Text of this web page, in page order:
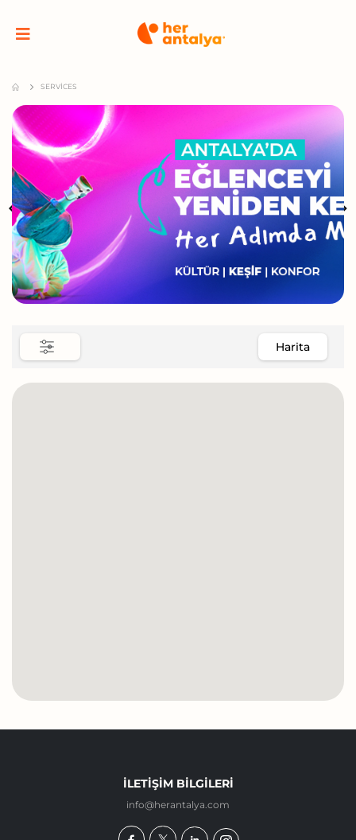
SERVICES
Harita
İLETIŞIM BILGILERI
info@herantalya.com